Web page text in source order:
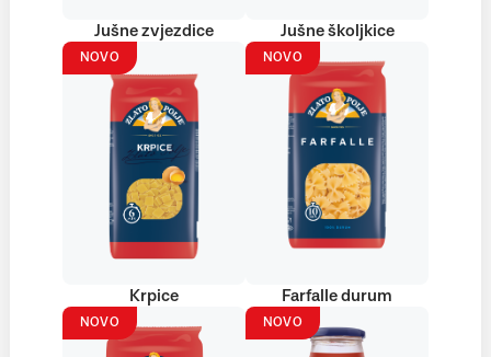
Jušne zvjezdice Jušne školjkice
NOVO
Krpice
NOVO
Farfalle durum
NOVO NOVO